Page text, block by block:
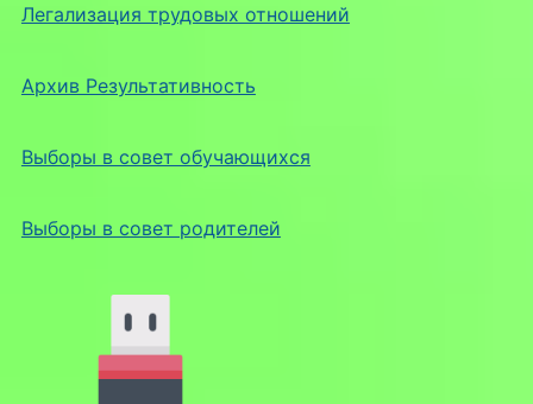
Легализация трудовых отношений
Архив Результативность
Выборы в совет обучающихся
Выборы в совет родителей